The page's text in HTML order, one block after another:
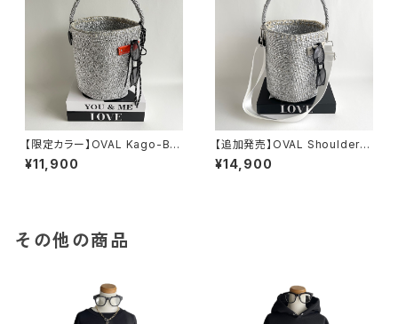
【限定カラー】OVAL Kago-Ba
g / megane holder / ORAN
GE
¥11,900
【追加発売】OVAL Shoulder S
trap Kago-Bag / megane h
older / White & Light gray
¥14,900
その他の商品